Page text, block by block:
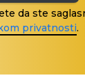
da ste
privatnosti.